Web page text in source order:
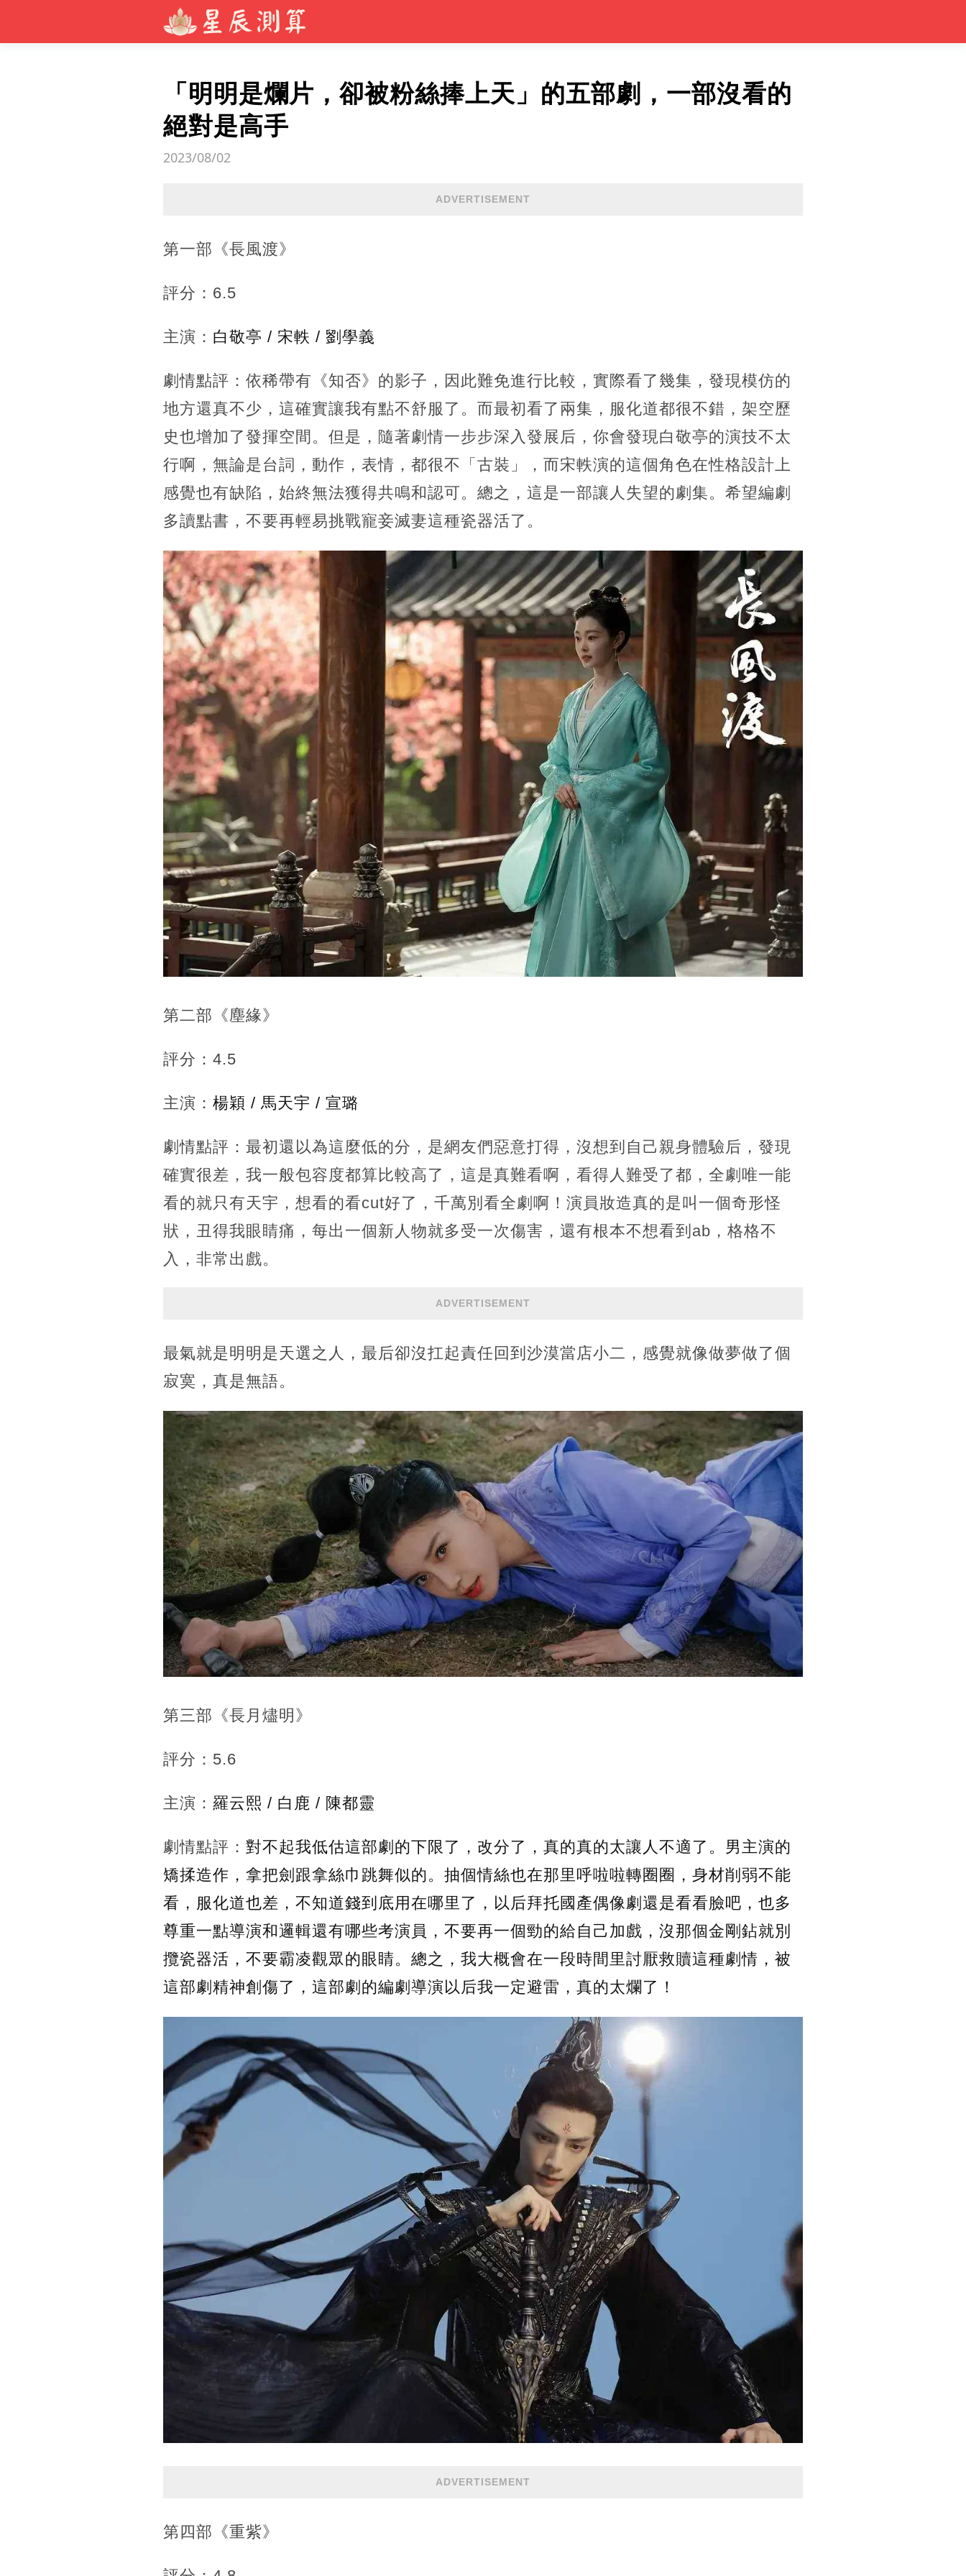
「明明是爛片，卻被粉絲捧上天」的五部劇，一部沒看的
絕對是高手
2023/08/02
ADVERTISEMENT
第一部《長風渡》
評分：6.5
主演： 白敬亭 / 宋軼 / 劉學義
劇情點評： 依稀帶有《知否》的影子，因此難免進行比較，實際看了幾集，發現模仿的
地方還真不少，這確實讓我有點不舒服了。而最初看了兩集，服化道都很不錯，架空歷
史也增加了發揮空間。但是，隨著劇情一步步深入發展后，你會發現白敬亭的演技不太
行啊，無論是台詞，動作，表情，都很不「古裝」，而宋軼演的這個角色在性格設計上
感覺也有缺陷，始終無法獲得共鳴和認可。總之，這是一部讓人失望的劇集。希望編劇
多讀點書，不要再輕易挑戰寵妾滅妻這種瓷器活了。
第二部《塵緣》
評分：4.5
主演： 楊穎 / 馬天宇 / 宣璐
劇情點評：最初還以為這麼低的分，是網友們惡意打得，沒想到自己親身體驗后，發現
確實很差，我一般包容度都算比較高了，這是真難看啊，看得人難受了都，全劇唯一能
看的就只有天宇，想看的看cut好了，千萬別看全劇啊！演員妝造真的是叫一個奇形怪
狀，丑得我眼睛痛，每出一個新人物就多受一次傷害，還有根本不想看到ab，格格不
入，非常出戲。
ADVERTISEMENT
最氣就是明明是天選之人，最后卻沒扛起責任回到沙漠當店小二，感覺就像做夢做了個
寂寞，真是無語。
第三部《長月燼明》
評分：5.6
主演： 羅云熙 / 白鹿 / 陳都靈
劇情點評： 對不起我低估這部劇的下限了，改分了，真的真的太讓人不適了。男主演的
矯揉造作，拿把劍跟拿絲巾跳舞似的。抽個情絲也在那里呼啦啦轉圈圈，身材削弱不能
看，服化道也差，不知道錢到底用在哪里了，以后拜托國產偶像劇還是看看臉吧，也多
尊重一點導演和邏輯還有哪些考演員，不要再一個勁的給自己加戲，沒那個金剛鉆就別
攬瓷器活，不要霸凌觀眾的眼睛。總之，我大概會在一段時間里討厭救贖這種劇情，被
這部劇精神創傷了，這部劇的編劇導演以后我一定避雷，真的太爛了！
ADVERTISEMENT
第四部《重紫》